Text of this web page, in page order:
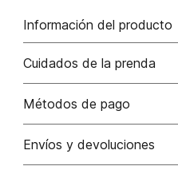
Información del producto
Vestido largo manga sisa
93.00% rayón viscosa/7.00%
Cuidados de la prenda
Lavar a mano por separado
No usar lejia
Métodos de pago
Tarjetas de crédito: Visa,
Envíos y devoluciones